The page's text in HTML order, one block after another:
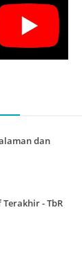
dan
Terakhir - TbR